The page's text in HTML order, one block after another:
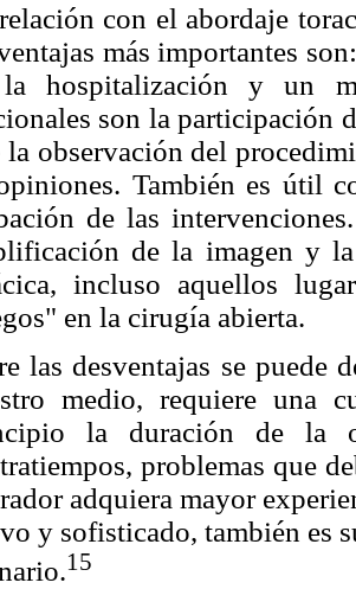
con el abordaje
más importantes
hospitalización y un
son la participación
la observación del
También es útil
de las
de la imagen y
incluso aquellos
en la cirugía abierta.
las desventajas se puede
medio, requiere una
la duración de la
problemas que
adquiera mayor
y sofisticado, también es
15